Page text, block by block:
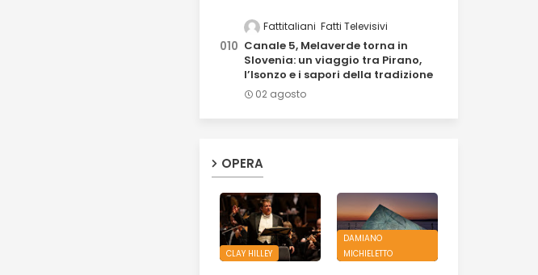
Fattitaliani Fatti Televisivi
Canale 5, Melaverde torna in
Slovenia: un viaggio tra Pirano,
l’Isonzo e i sapori della tradizione
02 agosto
OPERA
CLAY HILLEY
DAMIANO
MICHIELETTO